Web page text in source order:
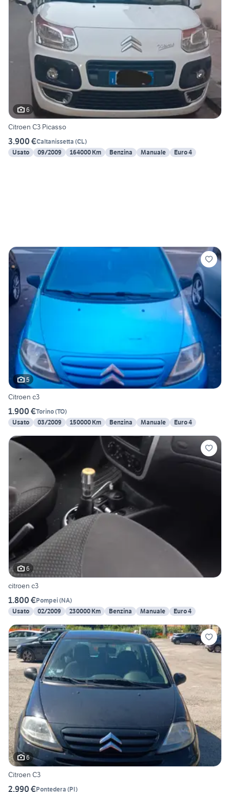
6
Citroen C3 Picasso
3.900 €Caltanissetta (CL)
Usato
09/2009 164000 Km Benzina Manuale Euro 4
5
Citroen c3
1.900 €Torino(TO)
Usato
03/2009 150000 Km Benzina Manuale Euro 4
6
citroen c3
1.800 €Pompei(NA)
Usato
02/2009 230000 Km Benzina Manuale Euro 4
6
Citroen C3
2.990 €Pontedera (PI)